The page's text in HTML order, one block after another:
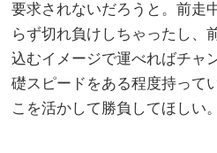
要求されないだろうと。前走
らず切れ負けしちゃったし、
込むイメージで運べればチャ
礎スピードをある程度持って
こを活かして勝負してほしい。